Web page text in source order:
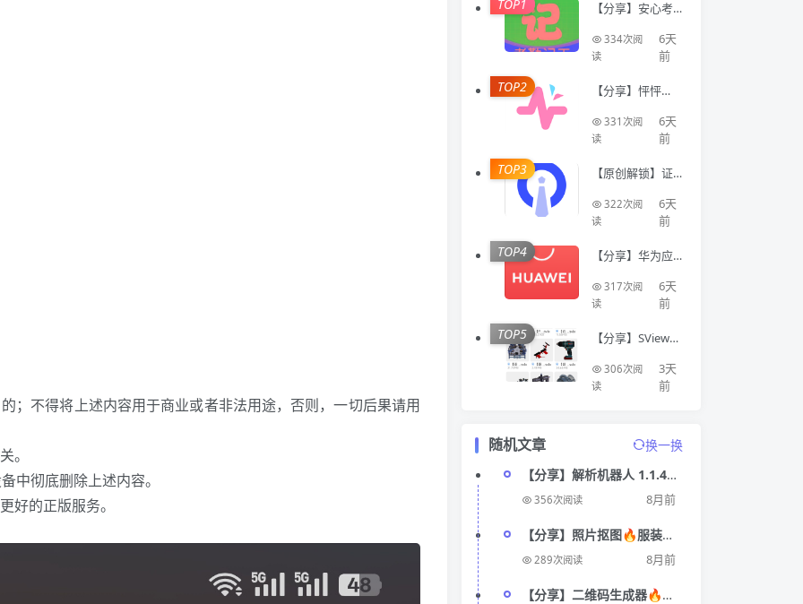
；不得将上述内容用于商业或者非法用途，否则，一切后果请用
。
中彻底删除上述内容。
好的正版服务。
TOP1
【分享】安心考
记工时统计出勤
数据
334次阅
读
6天
前
TOP2
【分享】怦怦🔥A
恋人多模态互动
聊天工具🔥
331次阅
读
6天
前
TOP3
【原创解锁】证
会员🔥标准尺寸
换底色美颜证件
322次阅
读
6天
前
TOP4
【分享】华为应
不限制下载国际
软件⭕免登录
317次阅
读
6天
前
TOP5
【分享】SView看
模型看图工具🔥
登录即会员
306次阅
读
3天
前
随机文章
换一换
【分享】解析机器人 1.1.4🔥
最强去水印软件自媒体变现
356次阅读 8月前
【分享】照片抠图🔥服装图
标设计🔥
289次阅读 8月前
【分享】二维码生成器🔥内